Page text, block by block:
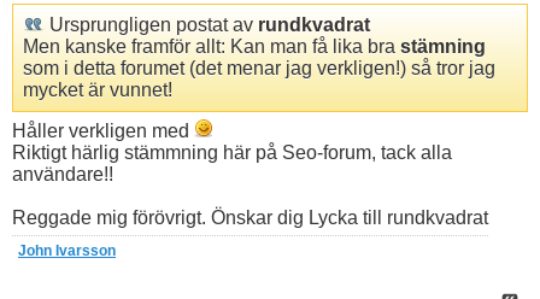
Ursprungligen postat av rundkvadrat
Men kanske framför allt: Kan man få lika bra stämning
som i detta forumet (det menar jag verkligen!) så tror jag
mycket är vunnet!
Håller verkligen med
Riktigt härlig stämmning här på Seo-forum, tack alla
användare!!
Reggade mig förövrigt. Önskar dig Lycka till rundkvadrat
John Ivarsson